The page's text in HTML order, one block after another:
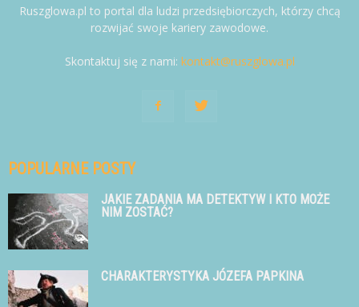
Ruszglowa.pl to portal dla ludzi przedsiębiorczych, którzy chcą
rozwijać swoje kariery zawodowe.
Skontaktuj się z nami: kontakt@ruszglowa.pl
POPULARNE POSTY
JAKIE ZADANIA MA DETEKTYW I KTO MOŻE
NIM ZOSTAĆ?
CHARAKTERYSTYKA JÓZEFA PAPKINA